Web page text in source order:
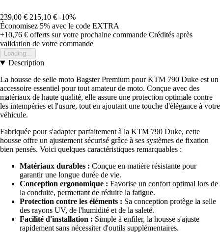
239,00 € 215,10 € -10%
Économisez 5% avec le code EXTRA
+10,76 € offerts sur votre prochaine commande Crédités après
validation de votre commande
Loading...
Description
La housse de selle moto Bagster Premium pour KTM 790 Duke est un
accessoire essentiel pour tout amateur de moto. Conçue avec des
matériaux de haute qualité, elle assure une protection optimale contre
les intempéries et l'usure, tout en ajoutant une touche d'élégance à votre
véhicule.
Fabriquée pour s'adapter parfaitement à la KTM 790 Duke, cette
housse offre un ajustement sécurisé grâce à ses systèmes de fixation
bien pensés. Voici quelques caractéristiques remarquables :
Matériaux durables : Conçue en matière résistante pour
garantir une longue durée de vie.
Conception ergonomique : Favorise un confort optimal lors de
la conduite, permettant de réduire la fatigue.
Protection contre les éléments : Sa conception protège la selle
des rayons UV, de l'humidité et de la saleté.
Facilité d'installation : Simple à enfiler, la housse s'ajuste
rapidement sans nécessiter d'outils supplémentaires.